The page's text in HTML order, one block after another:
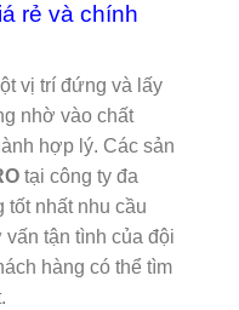
rẻ và chính
vị trí đứng và lấy
nhờ vào chất
hợp lý. Các sản
tại công ty đa
tốt nhất nhu cầu
tận tình của đội
hàng có thể tìm